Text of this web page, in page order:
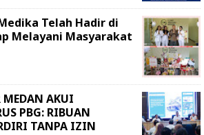
Telah Hadir di
Melayani Masyarakat
MEDAN AKUI
PBG: RIBUAN
TANPA IZIN